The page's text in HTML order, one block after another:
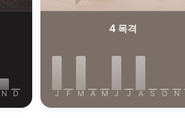
N D
4목격
J F M A M J J A S O N